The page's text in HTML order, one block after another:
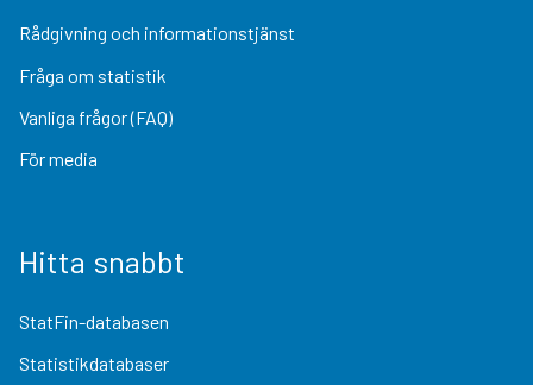
Rådgivning och informationstjänst
Fråga om statistik
Vanliga frågor (FAQ)
För media
Hitta snabbt
StatFin-databasen
Statistikdatabaser